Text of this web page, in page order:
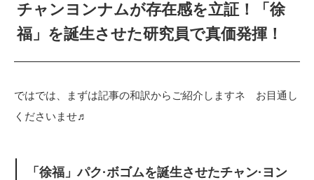
チャンヨンナムが存在感を立証！「徐
福」を誕生させた研究員で真価発揮！
ではでは、まずは記事の和訳からご紹介しますネ お目通し
くださいませ♬
「徐福」パク·ボゴムを誕生させたチャン·ヨン